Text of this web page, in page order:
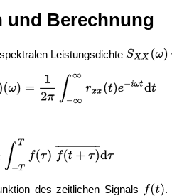
und Berechnung
Leistungsdichte
des zeitlichen Signals
.